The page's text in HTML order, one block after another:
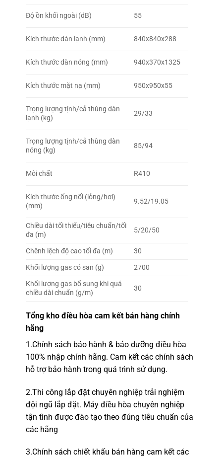
Độ ồn khối ngoài (dB) 55
Kích thước dàn lạnh (mm) 840x840x288
Kích thước dàn nóng (mm) 940x370x1325
Kích thước mặt nạ (mm) 950x950x55
Trọng lượng tịnh/cả thùng dàn
lạnh (kg)
29/33
Trọng lượng tịnh/cả thùng dàn
nóng (kg)
85/94
Môi chất R410
Kích thước ống nối (lỏng/hơi)
(mm)
9.52/19.05
Chiều dài tối thiểu/tiêu chuẩn/tối
đa (m)
5/20/50
Chênh lệch độ cao tối đa (m)
30
Khối lượng gas có sẵn (g)
2700
Khối lượng gas bổ sung khi quá
chiều dài chuẩn (g/m)
30
Tổng kho điều hòa cam kết bán hàng chính
hãng
1.Chính sách bảo hành & bảo dưỡng điều hòa
100% nhập chính hãng. Cam kết các chính sách
hỗ trợ bảo hành trong quá trình sử dụng.
2.Thi công lắp đặt chuyên nghiệp trải nghiệm
đội ngũ lắp đặt. Máy điều hòa chuyên nghiệp
tận tình được đào tạo theo đúng tiêu chuẩn của
các hãng
3.Chính sách chiết khấu bán hàng cam kết các